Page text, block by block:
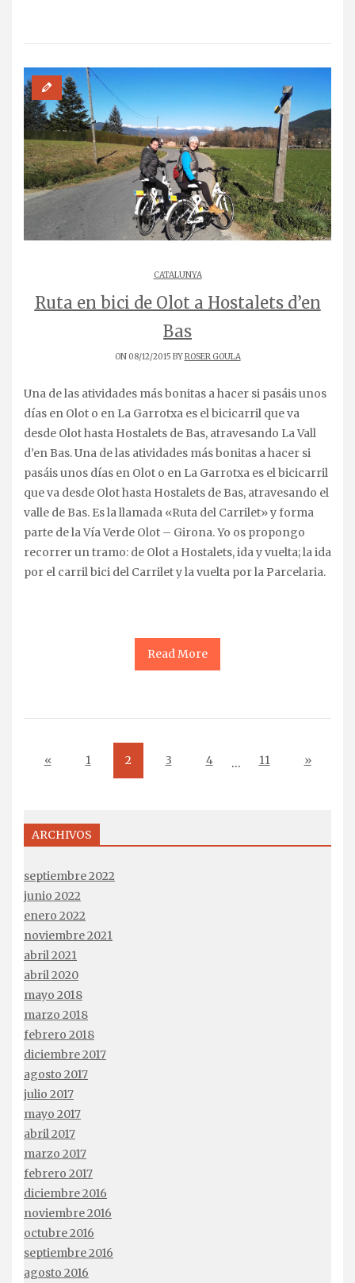
CATALUNYA
Ruta en bici de Olot a Hostalets d’en
Bas
ON 08/12/2015 BYROSER GOULA
Una de las atividades más bonitas a hacer si pasáis unos
días en Olot o en La Garrotxa es el bicicarril que va
desde Olot hasta Hostalets de Bas, atravesando La Vall
d’en Bas. Una de las atividades más bonitas a hacer si
pasáis unos días en Olot o en La Garrotxa es el bicicarril
que va desde Olot hasta Hostalets de Bas, atravesando el
valle de Bas. Es la llamada «Ruta del Carrilet» y forma
parte de la Vía Verde Olot – Girona. Yo os propongo
recorrer un tramo: de Olot a Hostalets, ida y vuelta; la ida
por el carril bici del Carrilet y la vuelta por la Parcelaria.
Read More
« 1 2 3 4 … 11 »
ARCHIVOS
septiembre 2022
junio 2022
enero 2022
noviembre 2021
abril 2021
abril 2020
mayo 2018
marzo 2018
febrero 2018
diciembre 2017
agosto 2017
julio 2017
mayo 2017
abril 2017
marzo 2017
febrero 2017
diciembre 2016
noviembre 2016
octubre 2016
septiembre 2016
agosto 2016